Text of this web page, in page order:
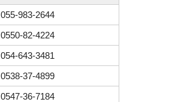
055-983-2644
0550-82-4224
054-643-3481
0538-37-4899
0547-36-7184